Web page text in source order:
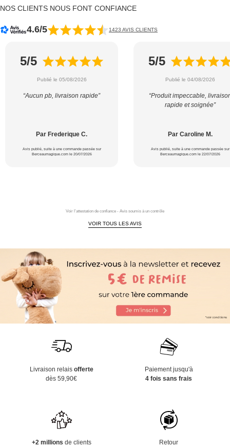
NOS CLIENTS NOUS FONT CONFIANCE
4.6/5 1423 AVIS CLIENTS
5/5
Publié le 05/08/2026
“Aucun pb, livraison rapide”
Par Frederique C.
Avis publié, suite à une commande passée sur
Berceaumagique.com le 20/07/2026
5/5
Publié le 04/08/2026
“Produit impeccable,
rapide et soignée”
Par Caroline M.
Avis publié, suite à une commande passée sur
Berceaumagique.com le 22/07/2026
Voir l'attestation de confiance - Avis soumis à un contrôle
VOIR TOUS LES AVIS
Livraison relais offerte
dès 59,90€
Paiement jusqu'à
4 fois sans frais
+2 millions de clients
Retour